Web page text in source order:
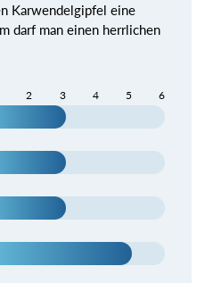
Karwendelgipfel eine
darf man einen herrlichen
2 3 4 5 6